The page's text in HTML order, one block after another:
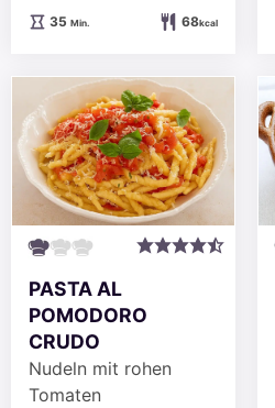
35Minuten
Min. 68kcal
PASTA AL
POMODORO
CRUDO
Nudeln mit rohen
Tomaten